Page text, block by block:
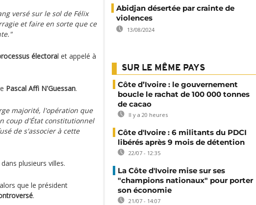
versé sur le sol de Félix
et faire en sorte que ce
électoral et appelé à
Pascal Affi N'Guessan.
majorité, l'opération que
coup d'État constitutionnel
de s'associer à cette
plusieurs villes.
que le président
.
Abidjan désertée par crainte de
violences
13/08/2024
SUR LE MÊME PAYS
Côte d’Ivoire : le gouvernement
boucle le rachat de 100 000 tonnes
de cacao
Il y a 20 heures
Côte d'Ivoire : 6 militants du PDCI
libérés après 9 mois de détention
22/07 - 12:35
La Côte d'Ivoire mise sur ses
"champions nationaux" pour porter
son économie
21/07 - 14:07